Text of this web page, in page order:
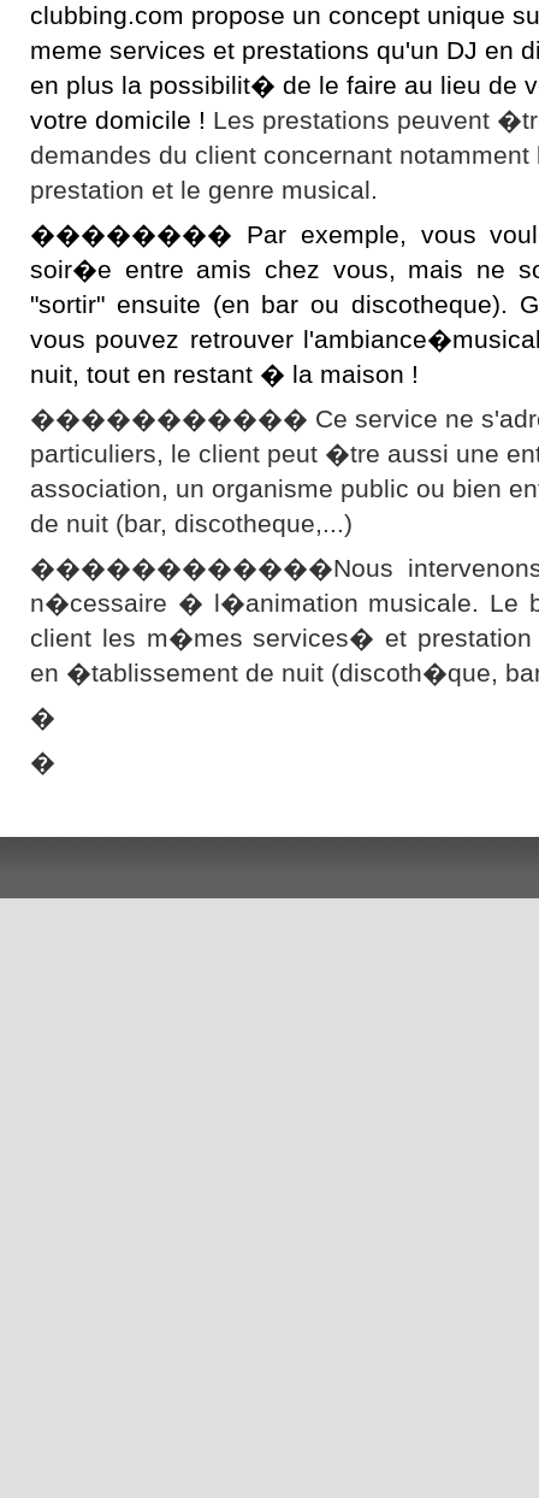
clubbing.com propose un concept unique
meme services et prestations qu'un DJ en
en plus la possibilit� de le faire au lieu de
votre domicile ! Les prestations peuvent
demandes du client concernant
prestation et le genre musical.
�������� Par exemple, vous
soir�e entre amis chez vous, mais ne
"sortir" ensuite (en bar ou discotheque).
vous pouvez retrouver
nuit, tout en restant � la maison !
����������� Ce service ne
particuliers, le client peut �tre aussi une
association, un organisme public ou bien
de nuit (bar, discotheque,...)
������������Nous intervenons
n�cessaire � l�animation musicale. Le
client les m�mes services� et
en �tablissement de nuit (discoth�que,
�
�